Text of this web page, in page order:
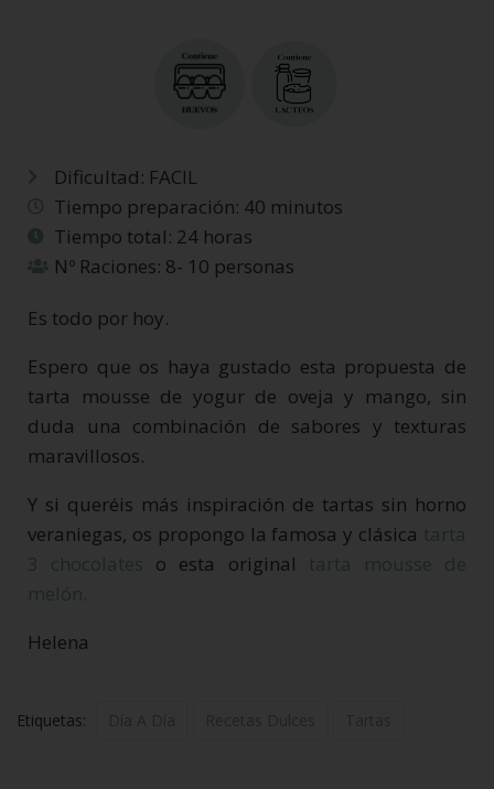
Dificultad: FACIL
Tiempo preparación: 40 minutos
Tiempo total: 24 horas
Nº Raciones: 8- 10 personas
Es todo por hoy.
Espero que os haya gustado esta propuesta de
tarta mousse de yogur de oveja y mango, sin
duda una combinación de sabores y texturas
maravillosos.
Y si queréis más inspiración de tartas sin horno
veraniegas, os propongo la famosa y clásica tarta
3 chocolates o esta original tarta mousse de
melón.
Helena
Etiquetas: Día A Día Recetas Dulces Tartas